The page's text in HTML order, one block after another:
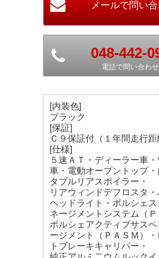
048-442-
電話で問い合わ
[内装色]
ブラック
[保証]
Ｃ９保証付（１年間走行距
[仕様]
５速ＡＴ・ディーラー車
車・電動オープントップ
タブルリアスポイラー・
リアウィンドデフロスタ
ヘッドライト・ポルシェ
ネージメントシステム（Ｐ
ポルシェアクティブサス
ージメント（ＰＡＳＭ）
トブレーキキャリパー・